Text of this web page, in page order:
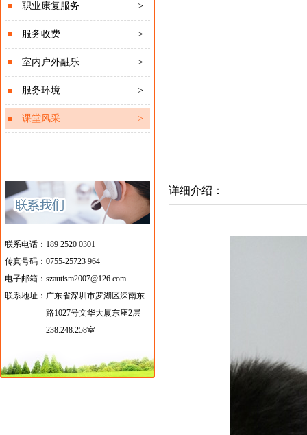
职业康复服务 >
服务收费 >
室内户外融乐 >
服务环境 >
课堂风采 >
联系电话：189 2520 0301
传真号码：0755-25723 964
电子邮箱：szautism2007@126.com
联系地址： 广东省深圳市罗湖区深南东
路1027号文华大厦东座2层
238.248.258室
详细介绍：